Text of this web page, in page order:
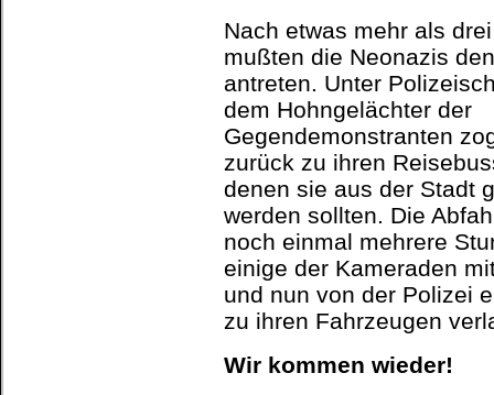
Nach etwas mehr als
mußten die Neonazis
antreten. Unter
dem Hohngelächter der
Gegendemonstranten
zurück zu ihren
denen sie aus der Stadt
werden sollten. Die
noch einmal mehrere
einige der Kameraden
und nun von der Polizei
zu ihren Fahrzeugen
Wir kommen wieder!